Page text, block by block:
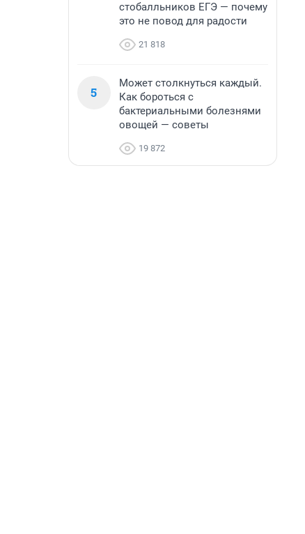
стобалльников ЕГЭ — почему
это не повод для радости
21 818
5
Может столкнуться каждый.
Как бороться с
бактериальными болезнями
овощей — советы
19 872